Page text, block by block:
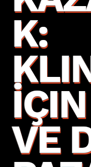
K:
VE